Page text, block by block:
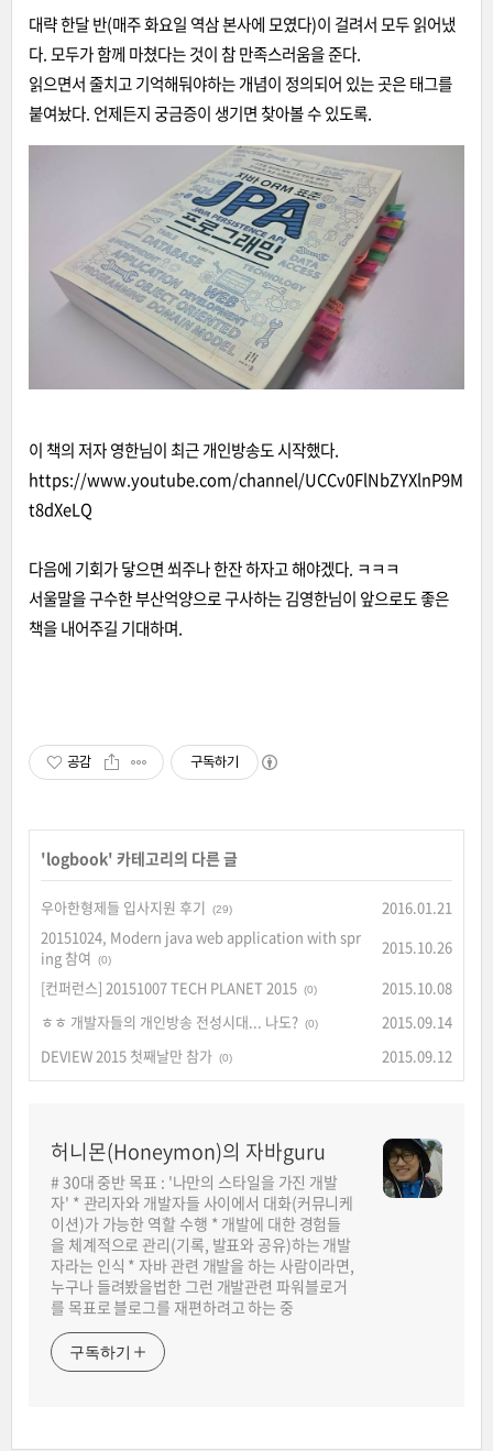
대략 한달 반(매주 화요일 역삼 본사에 모였다)이 걸려서 모두 읽어냈
다. 모두가 함께 마쳤다는 것이 참 만족스러움을 준다.
읽으면서 줄치고 기억해둬야하는 개념이 정의되어 있는 곳은 태그를
붙여놨다. 언제든지 궁금증이 생기면 찾아볼 수 있도록.
이 책의 저자 영한님이 최근 개인방송도 시작했다.
https://www.youtube.com/channel/UCCv0FlNbZYXlnP9M
t8dXeLQ
다음에 기회가 닿으면 쐬주나 한잔 하자고 해야겠다. ㅋㅋㅋ
서울말을 구수한 부산억양으로 구사하는 김영한님이 앞으로도 좋은
책을 내어주길 기대하며.
공감 구독하기
'logbook' 카테고리의 다른 글
우아한형제들 입사지원 후기 (29)
2016.01.21
20151024, Modern java web application with spr
ing 참여
(0)
2015.10.26
[컨퍼런스] 20151007 TECH PLANET 2015 (0)
2015.10.08
ㅎㅎ 개발자들의 개인방송 전성시대... 나도? (0)
2015.09.14
DEVIEW 2015 첫째날만 참가 (0) 2015.09.12
허니몬(Honeymon)의 자바guru
# 30대 중반 목표 : '나만의 스타일을 가진 개발
자' * 관리자와 개발자들 사이에서 대화(커뮤니케
이션)가 가능한 역할 수행 * 개발에 대한 경험들
을 체계적으로 관리(기록, 발표와 공유)하는 개발
자라는 인식 * 자바 관련 개발을 하는 사람이라면,
누구나 들려봤을법한 그런 개발관련 파워블로거
를 목표로 블로그를 재편하려고 하는 중
구독하기